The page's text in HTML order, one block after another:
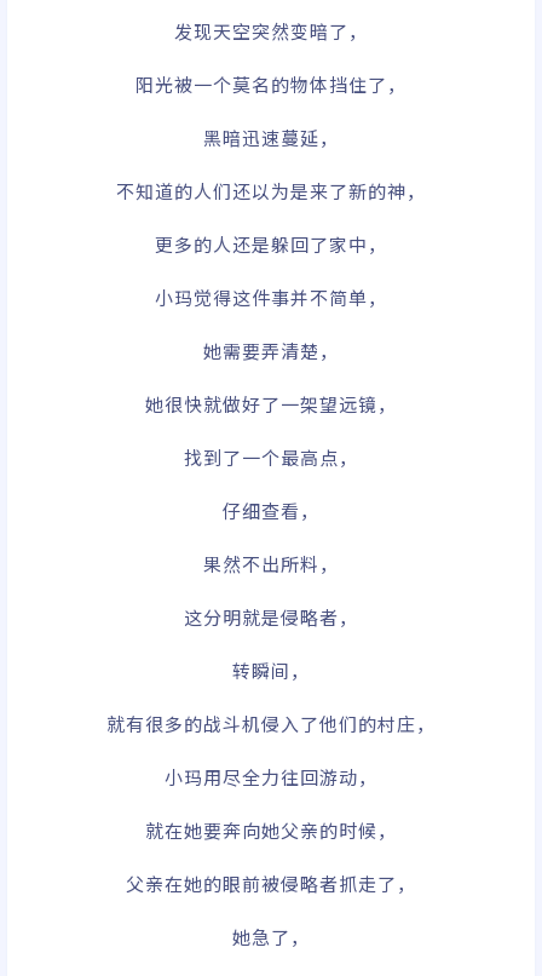
发现天空突然变暗了，
阳光被一个莫名的物体挡住了，
黑暗迅速蔓延，
不知道的人们还以为是来了新的神，
更多的人还是躲回了家中，
小玛觉得这件事并不简单，
她需要弄清楚，
她很快就做好了一架望远镜，
找到了一个最高点，
仔细查看，
果然不出所料，
这分明就是侵略者，
转瞬间，
就有很多的战斗机侵入了他们的村庄，
小玛用尽全力往回游动，
就在她要奔向她父亲的时候，
父亲在她的眼前被侵略者抓走了，
她急了，